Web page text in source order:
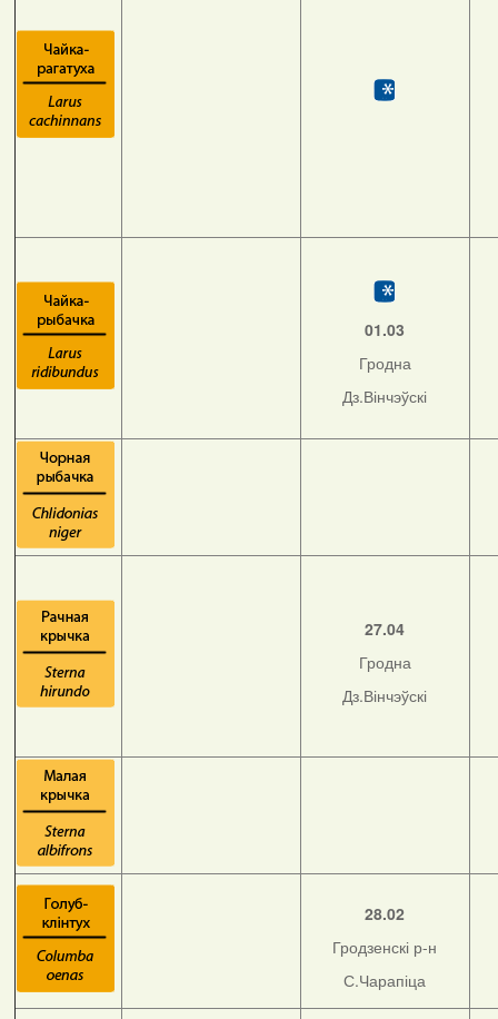
01.03
Гродна
Дз.Вінчэўскі
27.04
Гродна
Дз.Вінчэўскі
28.02
Гродзенскі р-н
С.Чарапіца